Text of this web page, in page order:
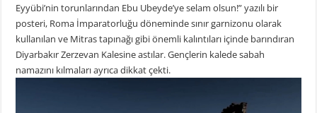
Eyyübi’nin torunlarından Ebu Ubeyde’ye selam olsun!” yazılı bir
posteri, Roma İmparatorluğu döneminde sınır garnizonu olarak
kullanılan ve Mitras tapınağı gibi önemli kalıntıları içinde barındıran
Diyarbakır Zerzevan Kalesine astılar. Gençlerin kalede sabah
namazını kılmaları ayrıca dikkat çekti.